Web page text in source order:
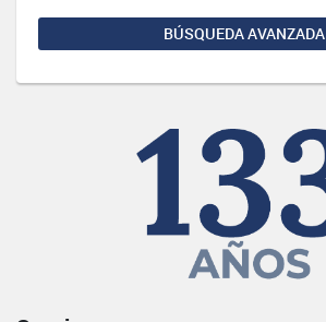
BÚSQUEDA AVANZADA